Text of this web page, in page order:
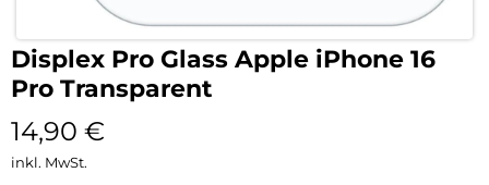
Displex Pro Glass Apple iPhone 16
Pro Transparent
14,90 €
inkl. MwSt.